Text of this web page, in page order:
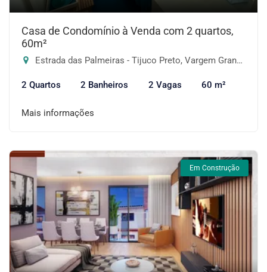
Casa de Condomínio à Venda com 2 quartos,
60m²
Estrada das Palmeiras - Tijuco Preto, Vargem Grande Paulista-SP
2 Quartos 2 Banheiros 2 Vagas 60 m²
Mais informações
Em Construção